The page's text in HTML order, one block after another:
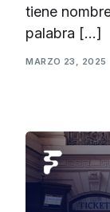
tiene
palabra […]
MARZO 23, 2025